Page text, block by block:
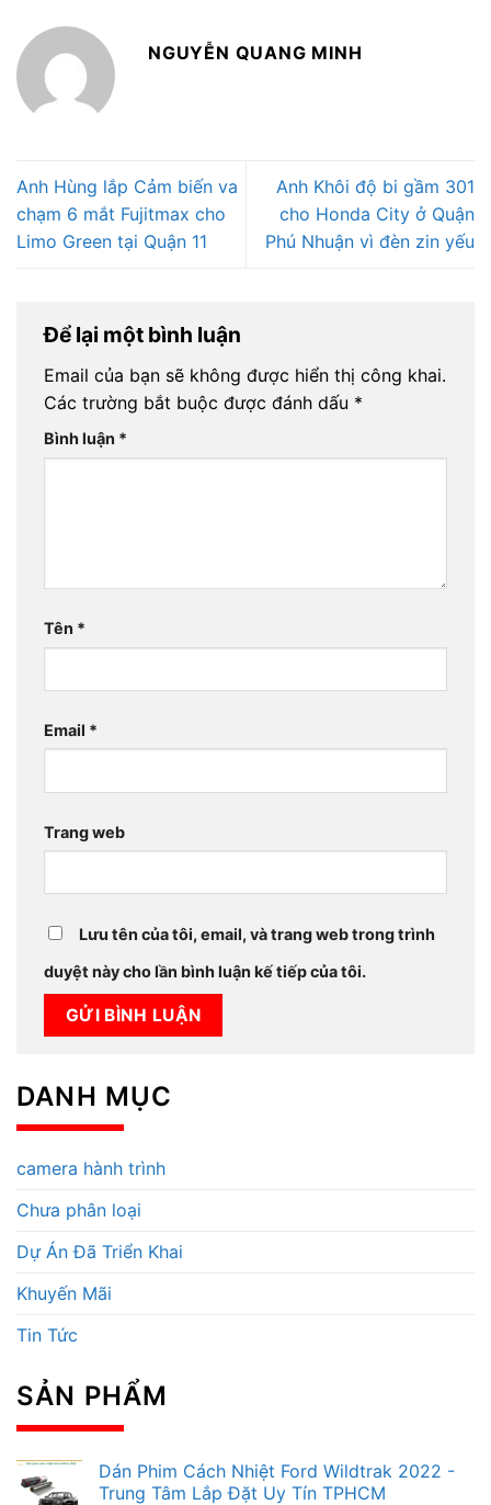
NGUYỄN QUANG MINH
Anh Hùng lắp Cảm biến va
chạm 6 mắt Fujitmax cho
Limo Green tại Quận 11
Anh Khôi độ bi gầm 301
cho Honda City ở Quận
Phú Nhuận vì đèn zin yếu
Để lại một bình luận
Email của bạn sẽ không được hiển thị công khai.
Các trường bắt buộc được đánh dấu *
Bình luận *
Tên *
Email *
Trang web
Lưu tên của tôi, email, và trang web trong trình
duyệt này cho lần bình luận kế tiếp của tôi.
DANH MỤC
camera hành trình
Chưa phân loại
Dự Án Đã Triển Khai
Khuyến Mãi
Tin Tức
SẢN PHẨM
Dán Phim Cách Nhiệt Ford Wildtrak 2022 -
Trung Tâm Lắp Đặt Uy Tín TPHCM